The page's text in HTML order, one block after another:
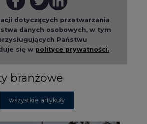
dotyczących przetwarzania
danych osobowych, w tym
Państwu
się w polityce prywatności.
branżowe
wszystkie artykuły